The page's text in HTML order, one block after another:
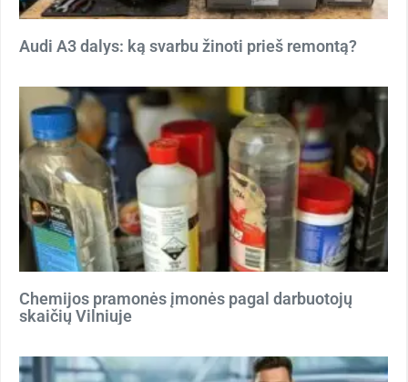
Audi A3 dalys: ką svarbu žinoti prieš remontą?
Chemijos pramonės įmonės pagal darbuotojų
skaičių Vilniuje